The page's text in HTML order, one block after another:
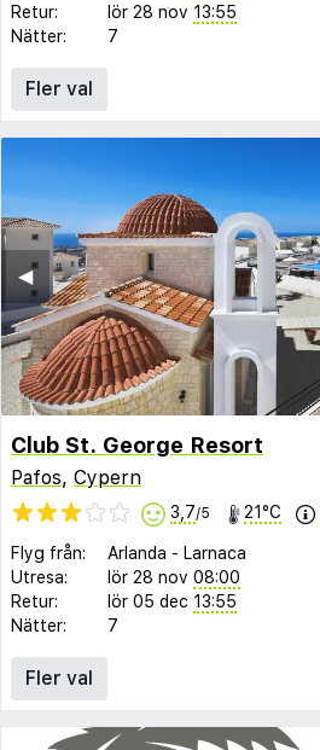
Retur:
lör 28 nov 13:55
Nätter:
7
Fler val
◀︎
Club St. George Resort
Pafos, Cypern
3,7/5 21°C
Flyg från: Arlanda - Larnaca
Utresa:
lör 28 nov 08:00
Retur:
lör 05 dec 13:55
Nätter:
7
Fler val